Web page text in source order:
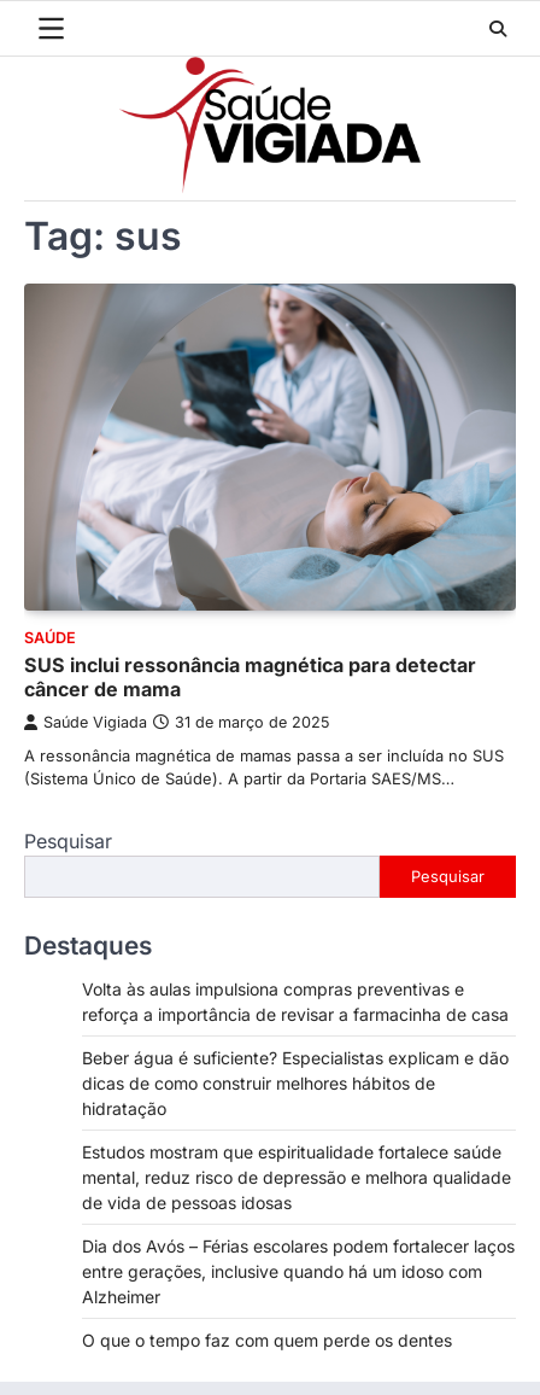
Tag: sus
SAÚDE
SUS inclui ressonância magnética para detectar
câncer de mama
Saúde Vigiada 31 de março de 2025
A ressonância magnética de mamas passa a ser incluída no SUS
(Sistema Único de Saúde). A partir da Portaria SAES/MS…
Pesquisar
Pesquisar
Destaques
Volta às aulas impulsiona compras preventivas e
reforça a importância de revisar a farmacinha de casa
Beber água é suficiente? Especialistas explicam e dão
dicas de como construir melhores hábitos de
hidratação
Estudos mostram que espiritualidade fortalece saúde
mental, reduz risco de depressão e melhora qualidade
de vida de pessoas idosas
Dia dos Avós – Férias escolares podem fortalecer laços
entre gerações, inclusive quando há um idoso com
Alzheimer
O que o tempo faz com quem perde os dentes